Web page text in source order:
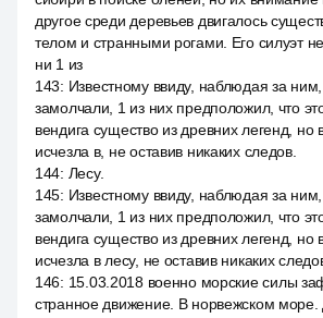
другое среди деревьев двигалось
телом и странными рогами. Его силуэт
ни 1 из
143: Известному ввиду, наблюдая за ним,
замолчали, 1 из них предположил, что
вендига существо из древних легенд, но
исчезла в, не оставив никаких следов.
144: Лесу.
145: Известному ввиду, наблюдая за ним,
замолчали, 1 из них предположил, что
вендига существо из древних легенд, но
исчезла в лесу, не оставив никаких
146: 15.03.2018 военно морские силы
странное движение. В норвежском